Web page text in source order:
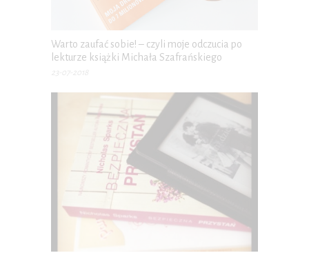
Warto zaufać sobie! – czyli moje odczucia po
lekturze książki Michała Szafrańskiego
23-07-2018